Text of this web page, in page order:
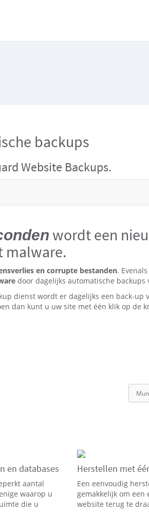
backups
Website Backups.
wordt een
malware.
en corrupte bestanden.
door dagelijks automatische backups
dienst wordt er dagelijks een back-up
dan kunt u uw site met één klik op de
en databases
aantal
waarop u
die u
Herstellen met
Een eenvoudig
gemakkelijk om een
website terug te